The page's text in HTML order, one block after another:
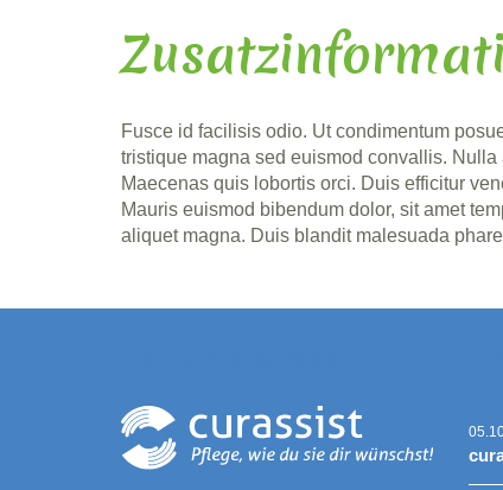
Fusce id facilisis odio. Ut condimentum
tristique magna sed euismod convallis.
Maecenas quis lobortis orci. Duis efficitur
Mauris euismod bibendum dolor, sit amet
aliquet magna. Duis blandit malesuada